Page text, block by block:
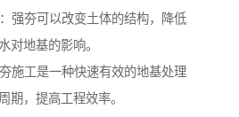
强夯可以改变土体的结构，降低
对地基的影响。
施工是一种快速有效的地基处理
期，提高工程效率。